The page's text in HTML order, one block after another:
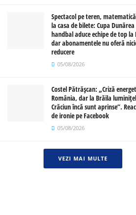
Spectacol pe teren,
la casa de bilete: Cupa Dunărea
handbal aduce echipe de top la
dar abonamentele nu oferă
reducere
05/08/2026
Costel Pătrășcan: „Criză
România, dar la Brăila
Crăciun încă sunt aprinse”.
de ironie pe Facebook
05/08/2026
VEZI MAI MULTE